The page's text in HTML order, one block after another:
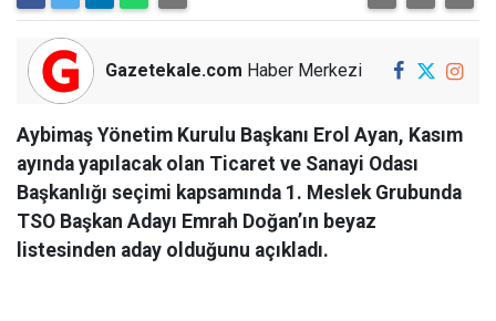
Gazetekale.com Haber Merkezi
Aybimaş Yönetim Kurulu Başkanı Erol Ayan, Kasım
ayında yapılacak olan Ticaret ve Sanayi Odası
Başkanlığı seçimi kapsamında 1. Meslek Grubunda
TSO Başkan Adayı Emrah Doğan’ın beyaz
listesinden aday olduğunu açıkladı.